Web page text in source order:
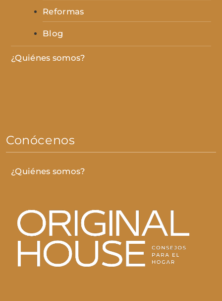
Reformas
Blog
¿Quiénes somos?
Conócenos
¿Quiénes somos?